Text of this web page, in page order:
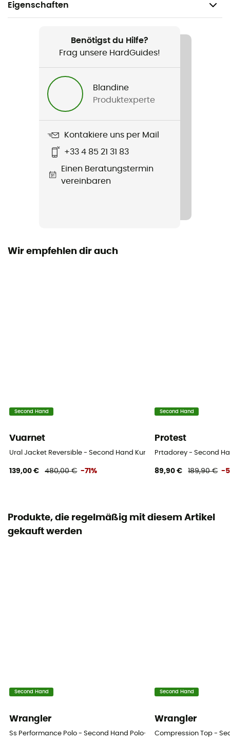
Eigenschaften
Insulated Jacket
Neu mit Etiketten
Benötigst du Hilfe?
Frag unsere HardGuides!
Blandine
Produktexperte
Kontakiere uns per Mail
+33 4 85 21 31 83
Einen Beratungstermin
vereinbaren
Wir empfehlen dir auch
Second Hand
Vuarnet
Ural Jacket Reversible - Second Hand Kunstfaserjacke - Damen -
139,00 € 480,00 € -71%
Second Hand
Protest
Prtadorey - Second
89,90 € 189,90 € -
Produkte, die regelmäßig mit diesem Artikel
gekauft werden
Second Hand
Wrangler
Ss Performance Polo - Second Hand Polo-Shirt - Herren - Grün - L
Second Hand
Wrangler
Compression Top -